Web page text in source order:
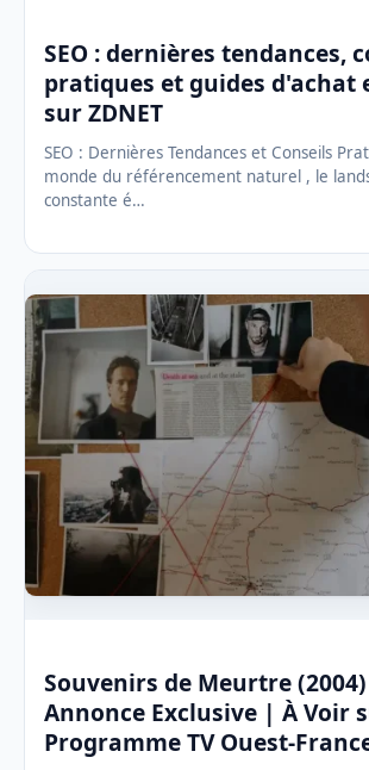
SEO : dernières tendances,
pratiques et guides d'achat
sur ZDNET
SEO : Dernières Tendances et Conseils
monde du référencement naturel , le
constante é…
Souvenirs de Meurtre
Annonce Exclusive | À Voir
Programme TV Ouest-